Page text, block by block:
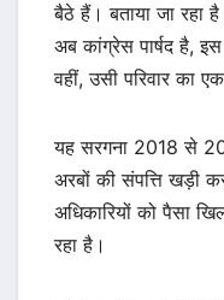
बैठे हैं। बताया जा रहा
अब कांग्रेस पार्षद है,
वहीं, उसी परिवार का
यह सरगना 2018 से
अरबों की संपत्ति खड़ी
अधिकारियों को पैसा
रहा है।